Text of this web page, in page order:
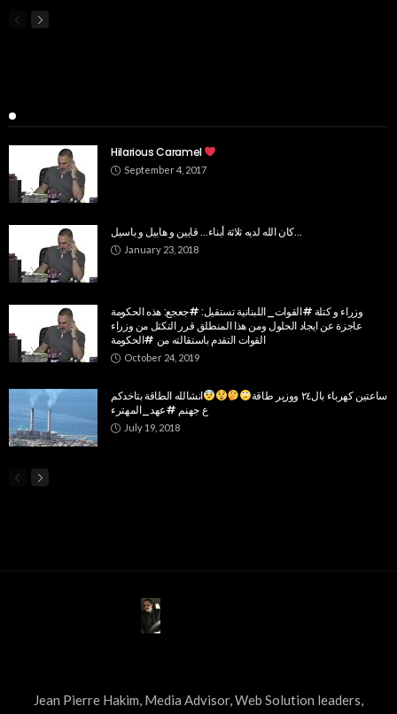
Hilarious Caramel
September 4, 2017
كان الله لديه ثلاثة أبناء… قايين و هابيل و باسيل…
January 23, 2018
وزراء و كتلة #القوات_اللبنانية تستقيل: #جعجع: هذه الحكومة
عاجزة عن ايجاد الحلول ومن هذا المنطلق قرر التكتل من وزراء
القوات التقدم باستقالته من #الحكومة
October 24, 2019
ساعتين كهرباء بال٢٤ ووزير طاقة
انشالله الطاقة بتاخدكم
ع جهنم #عهد_المهترء
July 19, 2018
Jean Pierre Hakim, Media Advisor, Web Solution leaders,